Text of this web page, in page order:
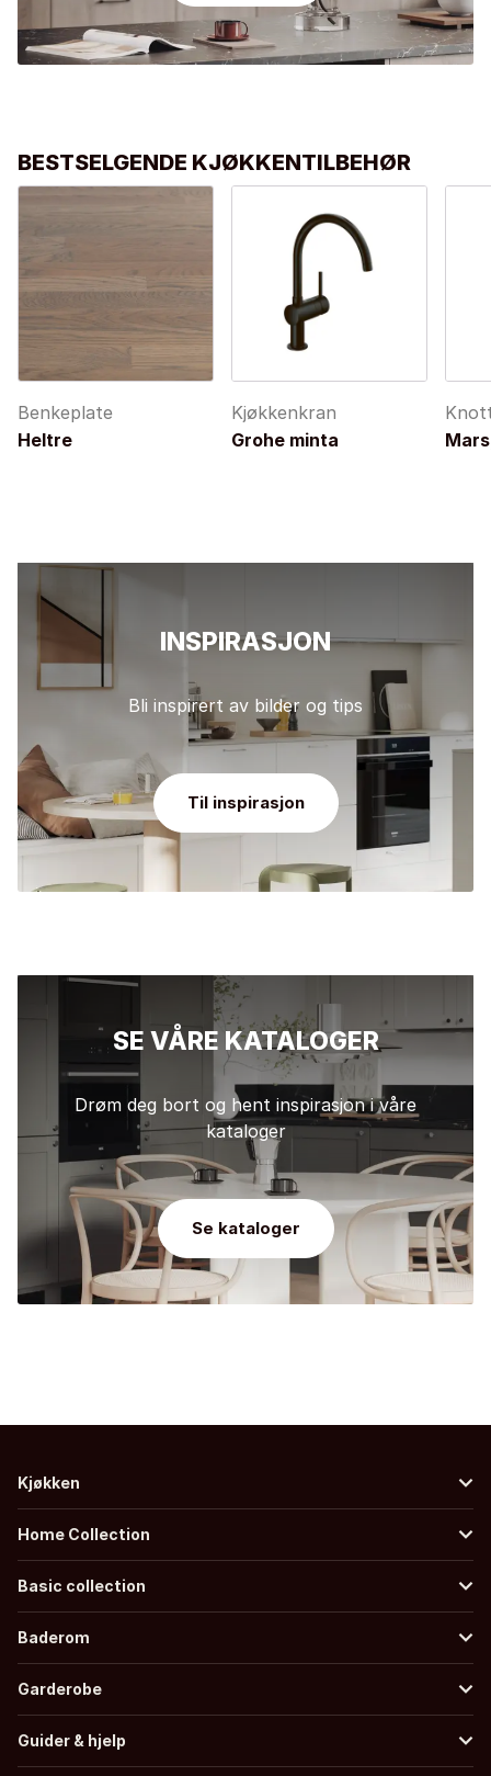
BESTSELGENDE KJØKKENTILBEHØR
Benkeplate
Heltre
Kjøkkenkran
Grohe minta
INSPIRASJON
Bli inspirert av bilder og tips
Til inspirasjon
SE VÅRE KATALOGER
Drøm deg bort og hent inspirasjon i våre
kataloger
Se kataloger
Kjøkken
Home Collection
Basic collection
Baderom
Garderobe
Guider & hjelp